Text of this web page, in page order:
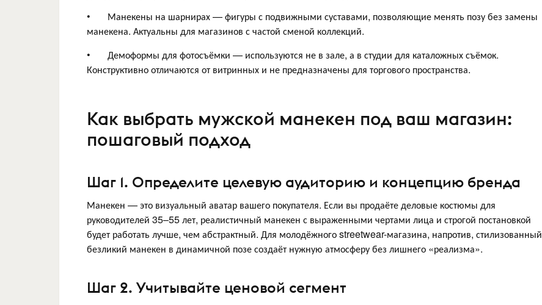
• Манекены на шарнирах — фигуры с подвижными суставами, позволяющие менять позу без замены
манекена. Актуальны для магазинов с частой сменой коллекций.
• Демоформы для фотосъёмки — используются не в зале, а в студии для каталожных съёмок.
Конструктивно отличаются от витринных и не предназначены для торгового пространства.
Как выбрать мужской манекен под ваш магазин:
пошаговый подход
Шаг 1. Определите целевую аудиторию и концепцию бренда
Манекен — это визуальный аватар вашего покупателя. Если вы продаёте деловые костюмы для
руководителей 35–55 лет, реалистичный манекен с выраженными чертами лица и строгой постановкой
будет работать лучше, чем абстрактный. Для молодёжного streetwear-магазина, напротив, стилизованный
безликий манекен в динамичной позе создаёт нужную атмосферу без лишнего «реализма».
Шаг 2. Учитывайте ценовой сегмент